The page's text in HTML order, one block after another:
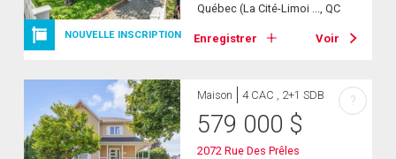
NOUVELLE INSCRIPTION
Québec (La Cité-Limoi ..., QC
Enregistrer Voir
Maison 4 CAC , 2+1 SDB
579 000 $
2072 Rue Des Prêles
?